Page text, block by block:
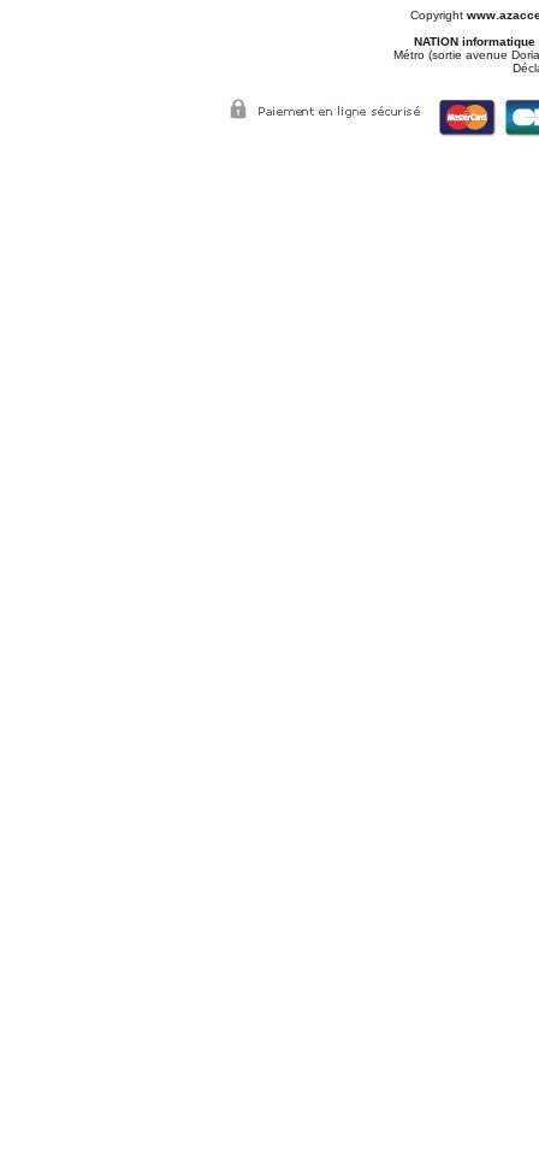
Copyright
NATION informatique
Métro (sortie avenue